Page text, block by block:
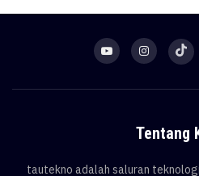
Tentang
tautekno adalah saluran